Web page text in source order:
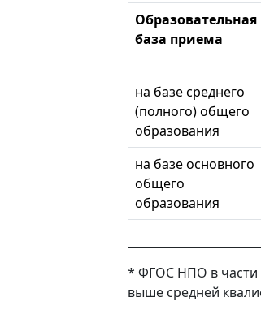
Образовательная
база приема
на базе среднего
(полного) общего
образования
на базе основного
общего
образования
* ФГОС НПО в части
выше средней